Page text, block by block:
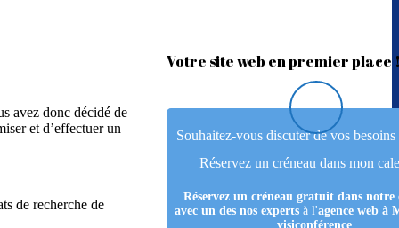
avez donc décidé de
et d’effectuer un
de recherche de
Votre site web en premier place
Souhaitez-vous discuter de vos besoins
Réservez un créneau dans mon
Réservez un créneau gratuit dans notre
avec un des nos experts à l'agence web à
visiconférence